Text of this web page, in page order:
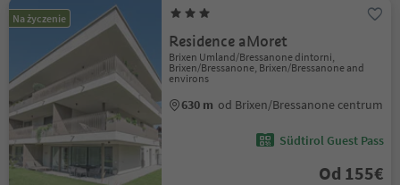
Na życzenie
Residence aMoret
Brixen Umland/Bressanone dintorni,
Brixen/Bressanone, Brixen/Bressanone and
environs
630 m od Brixen/Bressanone centrum
Südtirol Guest Pass
Od 155€